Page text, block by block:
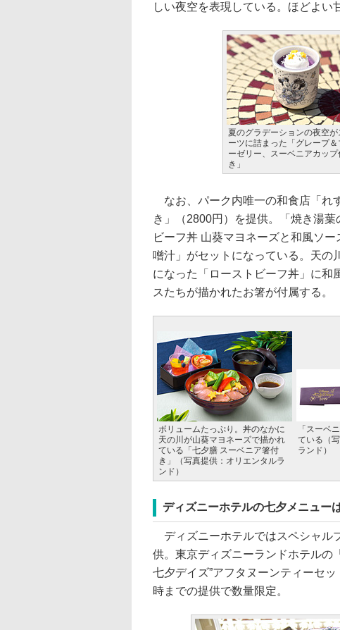
しい夜空を表現している。ほどよい
夏のグラデーションの夜空が
ーツに詰まった「グレープ＆
ーゼリー、スーベニアカップ
き」
なお、パーク内唯一の和食店「れ
き」（2800円）を提供。「焼き湯
ビーフ丼 山葵マヨネーズと和風ソ
噌汁」がセットになっている。天の
になった「ローストビーフ丼」に和
スたちが描かれたお箸が付属する。
ボリュームたっぷり。丼のなかに
天の川が山葵マヨネーズで描かれ
ている「七夕膳 スーベニア箸付
き」（写真提供：オリエンタルラ
ンド）
「スーベ
ている（
ランド）
ディズニーホテルの七夕メニュー
ディズニーホテルではスペシャル
供。東京ディズニーランドホテルの
七夕デイズ”アフタヌーンティーセ
時までの提供で数量限定。